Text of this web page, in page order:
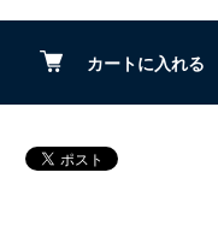
カートに入れる